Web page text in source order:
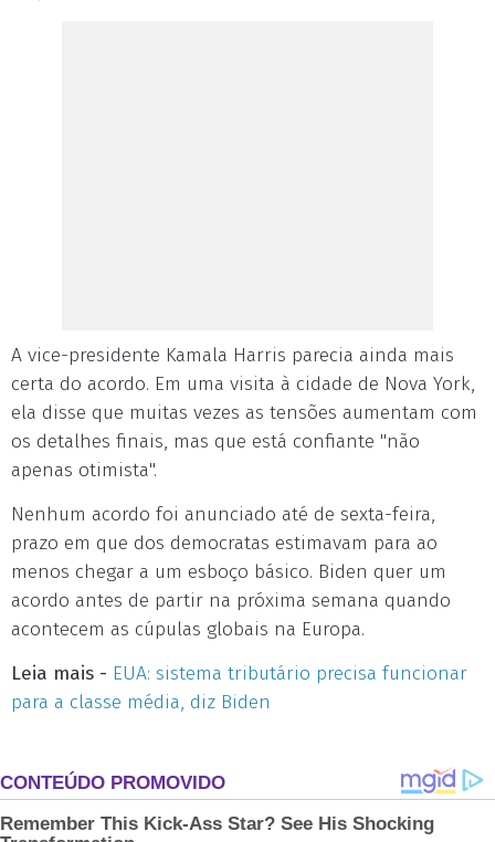
A vice-presidente Kamala Harris parecia ainda mais
certa do acordo. Em uma visita à cidade de Nova York,
ela disse que muitas vezes as tensões aumentam com
os detalhes finais, mas que está confiante "não
apenas otimista".
Nenhum acordo foi anunciado até de sexta-feira,
prazo em que dos democratas estimavam para ao
menos chegar a um esboço básico. Biden quer um
acordo antes de partir na próxima semana quando
acontecem as cúpulas globais na Europa.
Leia mais - EUA: sistema tributário precisa funcionar
para a classe média, diz Biden